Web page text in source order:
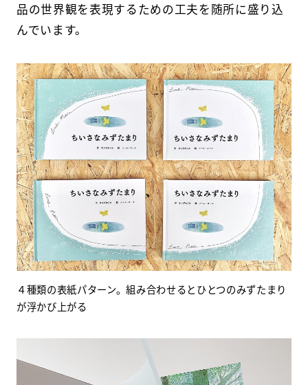
品の世界観を表現するための工夫を随所に盛り込
んでいます。
４種類の表紙パターン。組み合わせるとひとつのみずたまり
が浮かび上がる